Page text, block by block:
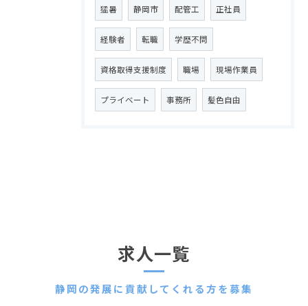
猛暑 静岡市 配管工 正社員
経験者 転職 学歴不問
資格取得支援制度 職場 現場作業員
プライベート 事務所 髪色自由
静岡の発展に貢献してくれる方を募集
求人一覧